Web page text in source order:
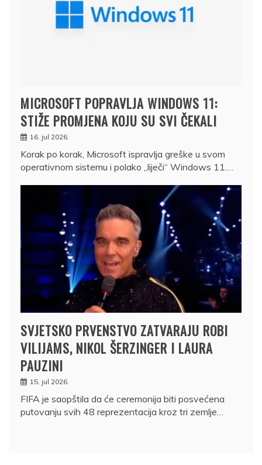
MICROSOFT POPRAVLJA WINDOWS 11:
STIŽE PROMJENA KOJU SU SVI ČEKALI
16. jul 2026.
Korak po korak, Microsoft ispravlja greške u svom
operativnom sistemu i polako „liječi“ Windows 11.…
SVJETSKO PRVENSTVO ZATVARAJU ROBI
VILIJAMS, NIKOL ŠERZINGER I LAURA
PAUZINI
15. jul 2026.
FIFA je saopštila da će ceremonija biti posvećena
putovanju svih 48 reprezentacija kroz tri zemlje…